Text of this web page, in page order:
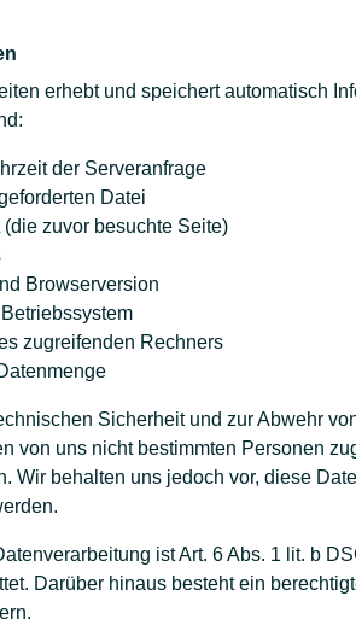
erhebt und speichert automatisch
der Serveranfrage
Datei
(die zuvor besuchte Seite)
Browserversion
zugreifenden Rechners
Sicherheit und zur Abwehr
von uns nicht bestimmten Personen
Wir behalten uns jedoch vor, diese
ist Art. 6 Abs. 1 lit. b
Darüber hinaus besteht ein